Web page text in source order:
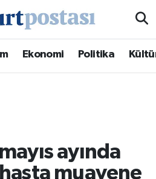
Ekonomi Politika
ayında
muayene
ve Fikstür